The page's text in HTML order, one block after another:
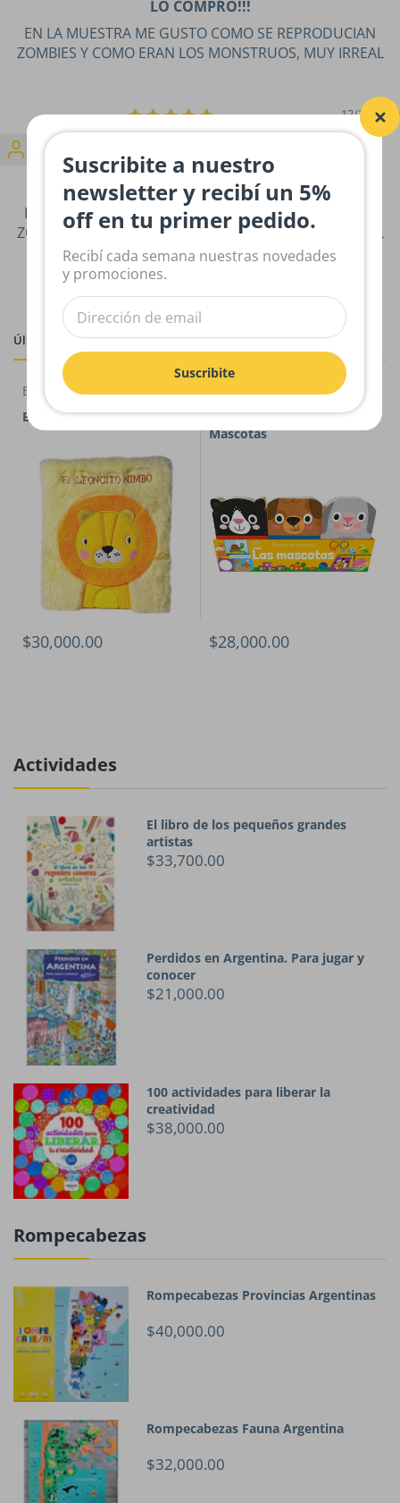
LO COMPRO!!!
EN LA MUESTRA ME GUSTO COMO SE REPRODUCIAN
ZOMBIES Y COMO ERAN LOS MONSTRUOS, MUY IRREAL
12/21/2020
LO COMPRO!!!
EN LA MUESTRA ME GUSTO COMO SE REPRODUCIAN
ZOMBIES Y COMO ERAN LOS MONSTRUOS, MUY IRREAL
Últimas novedades
El gato de hojalata
El leoncito Nimbo
$30,000.00
El gato de hojalata
Familia de animales:
Mascotas
$28,000.00
Actividades
El libro de los pequeños grandes
artistas
$33,700.00
Perdidos en Argentina. Para jugar y
conocer
$21,000.00
100 actividades para liberar la
creatividad
$38,000.00
Rompecabezas
Rompecabezas Provincias Argentinas
$40,000.00
Rompecabezas Fauna Argentina
$32,000.00
Suscribite a nuestro
newsletter y recibí un 5%
off en tu primer pedido.
Recibí cada semana nuestras novedades
y promociones.
Suscribite